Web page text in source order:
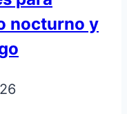
nocturno y